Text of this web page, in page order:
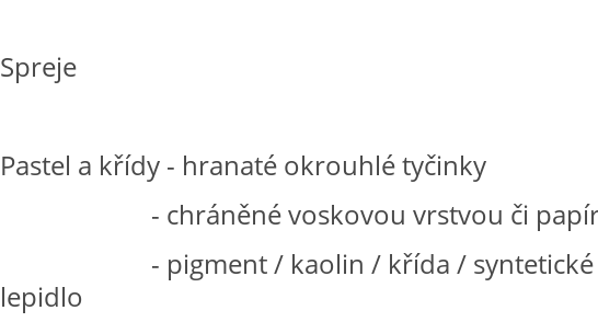
Spreje
Pastel a křídy - hranaté okrouhlé tyčinky
- chráněné voskovou vrstvou či
- pigment / kaolin / křída / syntetické
lepidlo